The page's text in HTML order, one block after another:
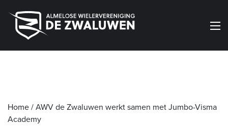
Home / AWV de Zwaluwen werkt samen met Jumbo-Visma
Academy